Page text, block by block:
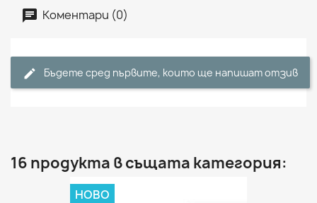
Коментари (0)
Бъдете сред първите, които ще напишат отзив
16 продукта в същата категория:
НОВО